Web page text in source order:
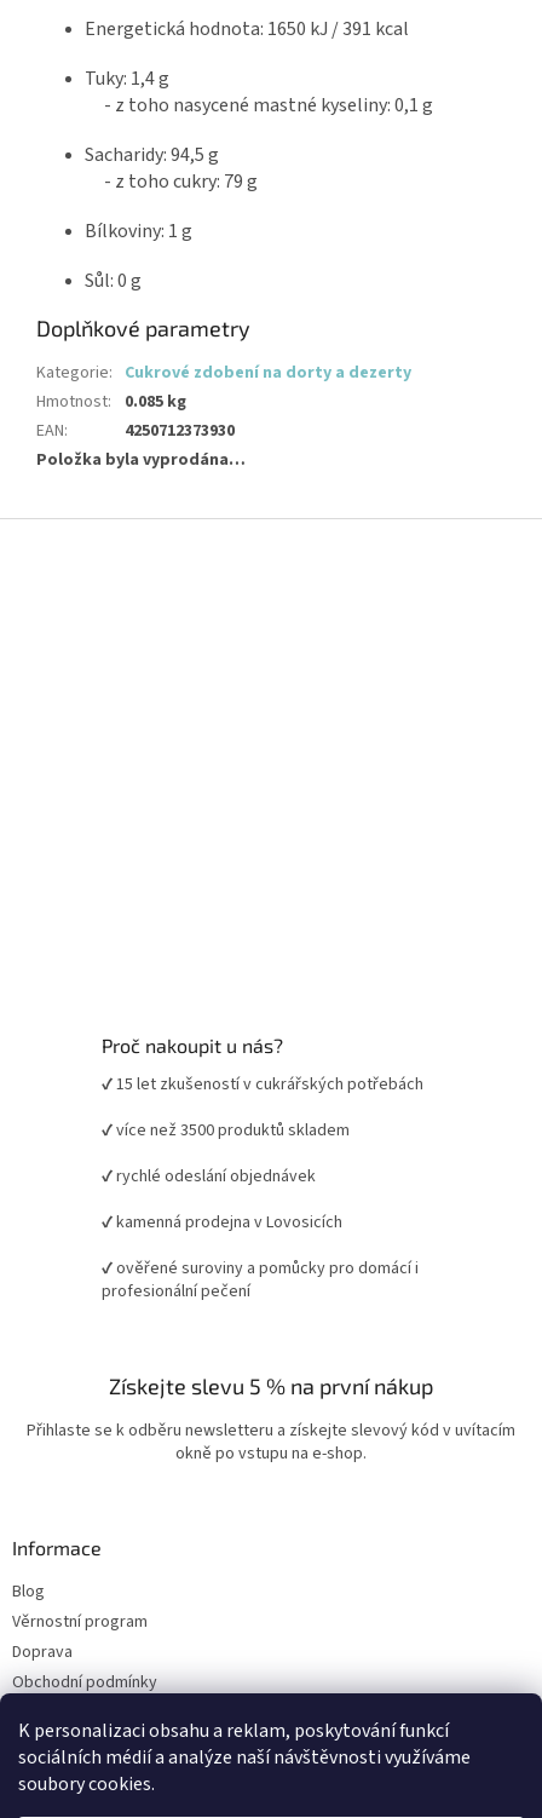
K personalizaci obsahu a reklam, poskytování funkcí
sociálních médií a analýze naší návštěvnosti využíváme
soubory cookies.
Energetická hodnota: 1650 kJ / 391 kcal
Tuky: 1,4 g
- z toho nasycené mastné kyseliny: 0,1 g
Sacharidy: 94,5 g
- z toho cukry: 79 g
Bílkoviny: 1 g
Sůl: 0 g
Doplňkové parametry
Kategorie: Cukrové zdobení na dorty a dezerty
Hmotnost:
0.085 kg
EAN:
4250712373930
Položka byla vyprodána…
Proč nakoupit u nás?
✔ 15 let zkušeností v cukrářských potřebách
✔ více než 3500 produktů skladem
✔ rychlé odeslání objednávek
✔ kamenná prodejna v Lovosicích
✔ ověřené suroviny a pomůcky pro domácí i
profesionální pečení
Získejte slevu 5 % na první nákup
Přihlaste se k odběru newsletteru a získejte slevový kód v uvítacím
okně po vstupu na e-shop.
Informace
Blog
Věrnostní program
Doprava
Obchodní podmínky
Kontakty